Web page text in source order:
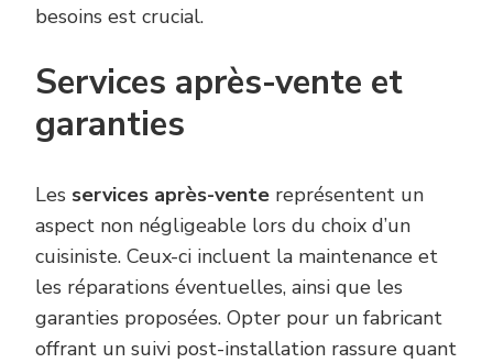
besoins est crucial.
Services après-vente et
garanties
Les services après-vente représentent un
aspect non négligeable lors du choix d’un
cuisiniste. Ceux-ci incluent la maintenance et
les réparations éventuelles, ainsi que les
garanties proposées. Opter pour un fabricant
offrant un suivi post-installation rassure quant